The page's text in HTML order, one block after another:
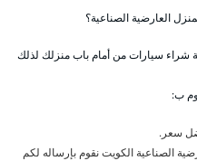
العارضية الصناعية؟
شراء سيارات من أمام باب منزلك لذلك
ب:
سعر.
الصناعية الكويت نقوم بإرساله لكم